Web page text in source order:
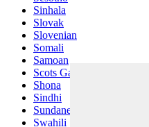
Sinhala
Slovak
Slovenian
Somali
Samoan
Scots Gaelic
Shona
Sindhi
Sundanese
Swahili